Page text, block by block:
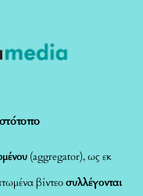
(aggregator), ως εκ
βίντεοσυλλέγονται